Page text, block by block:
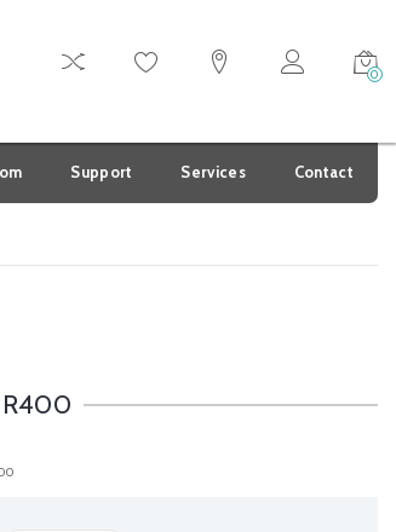
0
Support Services Contact
R400